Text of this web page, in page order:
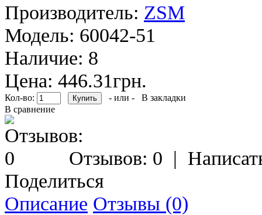
Производитель: ZSM
Модель: 60042-51
Наличие: 8
Цена: 446.31грн.
Кол-во: - или -
В закладки
В сравнение
Отзывов: 0 |
Поделиться
Описание Отзывы (0)